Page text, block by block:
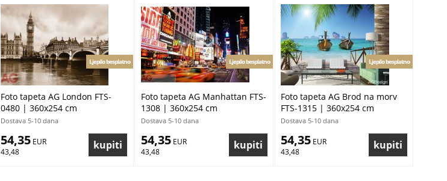
Foto tapeta AG London FTS-
0480 | 360x254 cm
Ljepilo besplatno
Dostava 5-10 dana
54,35 EUR
43,48
Foto tapeta AG Manhattan FTS-
1308 | 360x254 cm
Ljepilo besplatno
Dostava 5-10 dana
54,35 EUR
43,48
Foto tapeta AG Brod na morv
FTS-1315 | 360x254 cm
Ljepilo besplatno
Dostava 5-10 dana
54,35 EUR
43,48